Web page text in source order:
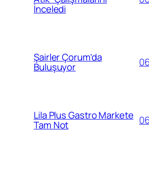
İnceledi
Şairler Çorum’da
Buluşuyor
Lila Plus Gastro Markete
Tam Not